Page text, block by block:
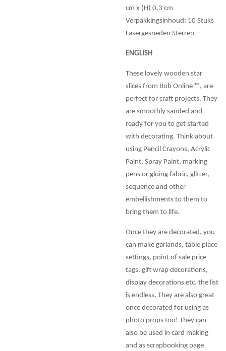
cm x (H) 0,3 cm
Verpakkingsinhoud: 10 Stuks
Lasergesneden Sterren
ENGLISH
These lovely wooden star
slices from Bob Online ™, are
perfect for craft projects. They
are smoothly sanded and
ready for you to get started
with decorating. Think about
using Pencil Crayons, Acrylic
Paint, Spray Paint, marking
pens or gluing fabric, glitter,
sequence and other
embellishments to them to
bring them to life.
Once they are decorated, you
can make garlands, table place
settings, point of sale price
tags, gift wrap decorations,
display decorations etc. the list
is endless. They are also great
once decorated for using as
photo props too! They can
also be used in card making
and as scrapbooking page